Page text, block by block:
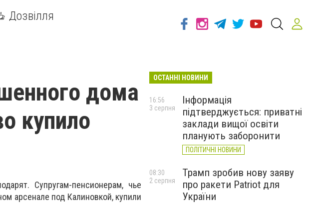
Дозвілля
дома
купило
Супругам-пенсионерам, чье
арсенале под Калиновкой, купили
ОСТАННІ НОВИНИ
Інформація
підтверджується: приватні
заклади вищої освіти
планують заборонити
ПОЛІТИЧНІ НОВИНИ
16:56
3 серпня
Трамп зробив нову заяву
про ракети Patriot для
України
08:30
2 серпня